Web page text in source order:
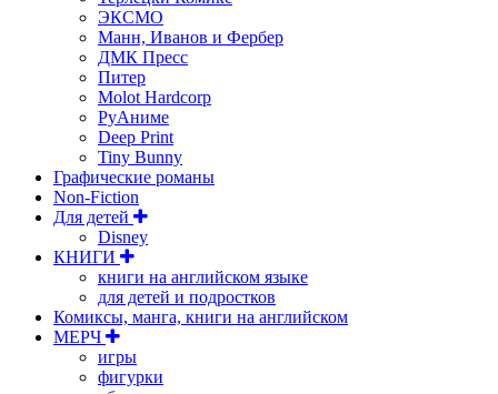
ЭКСМО
Манн, Иванов и Фербер
ДМК Пресс
Питер
Molot Hardcorp
РуАниме
Deep Print
Tiny Bunny
Графические романы
Non-Fiction
Для детей
Disney
КНИГИ
книги на английском языке
для детей и подростков
Комиксы, манга, книги на английском
МЕРЧ
игры
фигурки